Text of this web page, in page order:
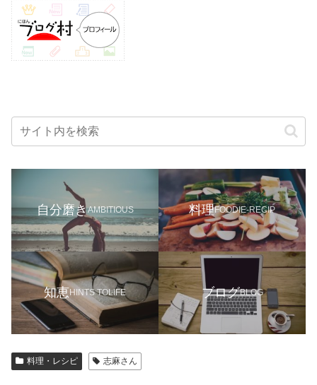
自分磨きAMBITIOUS 料理FOODIE-RECIP
知恵HINTS TOLIFE ブログBLOG
料理・レシピ 志麻さん